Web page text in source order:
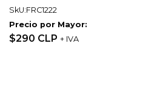
SkU:FRC1222
Precio por Mayor:
$290 CLP + IVA